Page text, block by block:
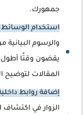
جمهورك.
استخدام الوسائط
والرسوم البيانية
يقضون وقتًا أطول
المقالات لتوضيح
إضافة روابط
الزوار في اكتشاف